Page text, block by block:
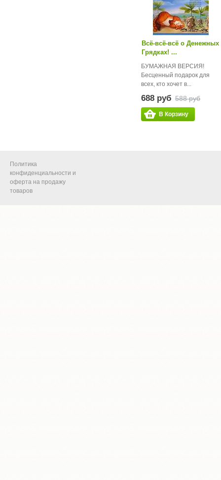
Всё-всё-всё о Денежных
Грядках! ...
БУМАЖНАЯ ВЕРСИЯ!
Бесценный подарок для
всех, кто хочет в...
688 руб 588 руб
В Корзину
Политика
конфиденциальности и
оферта на продажу
товаров